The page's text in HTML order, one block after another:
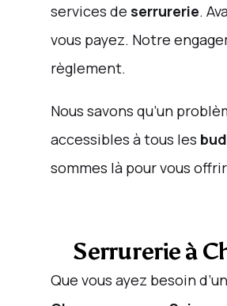
services de serrurerie.
vous payez. Notre
règlement.
Nous savons qu’un
accessibles à tous les
sommes là pour vous
Serrurerie à
Que vous ayez besoin